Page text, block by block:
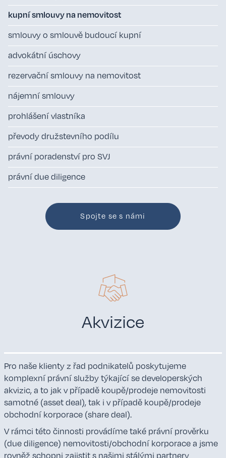
kupní smlouvy na nemovitost
smlouvy o smlouvě budoucí kupní
advokátní úschovy
rezervační smlouvy na nemovitost
nájemní smlouvy
prohlášení vlastníka
převody družstevního podílu
právní poradenství pro SVJ
právní due diligence
Spojte se s námi
Akvizice
Pro naše klienty z řad podnikatelů poskytujeme
komplexní právní služby týkající se developerských
akvizic, a to jak v případě koupě/prodeje nemovitosti
samotné (asset deal), tak i v případě koupě/prodeje
obchodní korporace (share deal).
V rámci této činnosti provádíme také právní prověrku
(due diligence) nemovitosti/obchodní korporace a jsme
rovněž schopni zajistit s našimi stálými partnery